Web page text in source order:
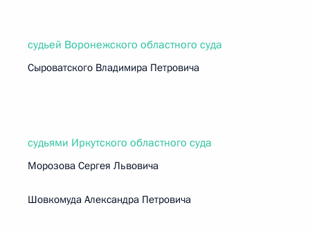
судьей Воронежского областного суда
Сыроватского Владимира Петровича
судьями Иркутского областного суда
Морозова Сергея Львовича
Шовкомуда Александра Петровича